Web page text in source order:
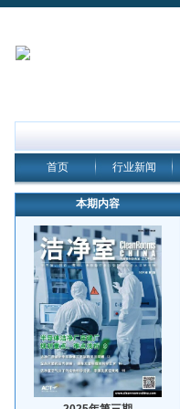
首页 行业新闻
本期内容